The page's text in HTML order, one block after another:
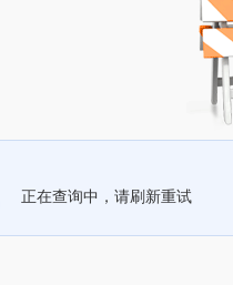
正在查询中，请刷新重试